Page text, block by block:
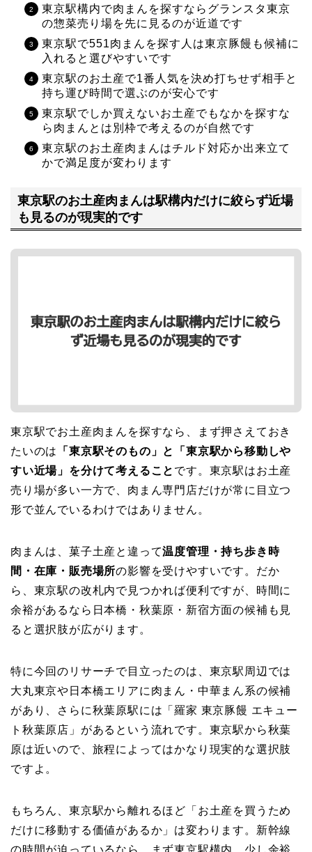
東京駅構内で肉まんを探すならグランスタ東京
の惣菜売り場を先に見るのが近道です
東京駅で551肉まんを探す人は東京豚饅も候補に
入れると選びやすいです
東京駅のお土産で1番人気を決め打ちせず相手と
持ち運び時間で選ぶのが安心です
東京駅でしか買えないお土産でもなかを探すな
ら肉まんとは別枠で考えるのが自然です
東京駅のお土産肉まんはチルド対応か出来立て
かで満足度が変わります
東京駅のお土産肉まんは駅構内だけに絞らず近場
も見るのが現実的です
東京駅でお土産肉まんを探すなら、まず押さえておき
たいのは
「東京駅そのもの」と「東京駅から移動しや
すい近場」を分けて考えること です。東京駅はお土産
売り場が多い一方で、肉まん専門店だけが常に目立つ
形で並んでいるわけではありません。
肉まんは、菓子土産と違って温度管理・持ち歩き時
間・在庫・販売場所の影響を受けやすいです。だか
ら、東京駅の改札内で見つかれば便利ですが、時間に
余裕があるなら日本橋・秋葉原・新宿方面の候補も見
ると選択肢が広がります。
特に今回のリサーチで目立ったのは、東京駅周辺では
大丸東京や日本橋エリアに肉まん・中華まん系の候補
があり、さらに秋葉原駅には「羅家 東京豚饅 エキュー
ト秋葉原店」があるという流れです。東京駅から秋葉
原は近いので、旅程によってはかなり現実的な選択肢
ですよ。
もちろん、東京駅から離れるほど「お土産を買うため
だけに移動する価値があるか」は変わります。新幹線